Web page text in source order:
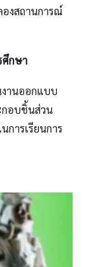
งสถานการณ์
ศึกษา
งานออกแบบ
กอบชิ้นส่วน
การเรียนการ